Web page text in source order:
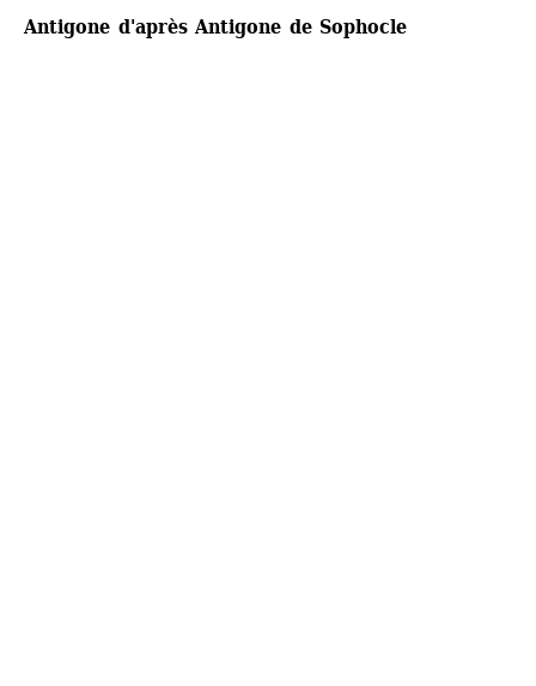
Antigone d'après Antigone de Sophocle